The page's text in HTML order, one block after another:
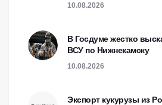
10.08.2026
В Госдуме жестко
ВСУ по Нижнекамску
10.08.2026
Экспорт кукурузы из